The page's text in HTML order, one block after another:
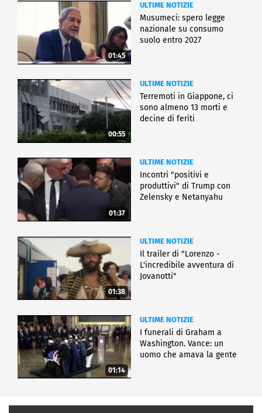
01:45
ULTIME NOTIZIE
Musumeci: spero legge
nazionale su consumo
suolo entro 2027
00:55
ULTIME NOTIZIE
Terremoti in Giappone, ci
sono almeno 13 morti e
decine di feriti
01:37
ULTIME NOTIZIE
Incontri "positivi e
produttivi" di Trump con
Zelensky e Netanyahu
01:38
ULTIME NOTIZIE
Il trailer di "Lorenzo -
L'incredibile avventura di
Jovanotti"
01:14
ULTIME NOTIZIE
I funerali di Graham a
Washington. Vance: un
uomo che amava la gente